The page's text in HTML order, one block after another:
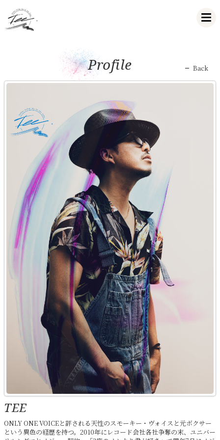
Profile Back
TEE
ONLY ONE VOICEと評される天性のスモーキー・ヴォイスと元ボクサー
という異色の経歴を持つ。2010年にレコード会社各社争奪の末、ユニバー